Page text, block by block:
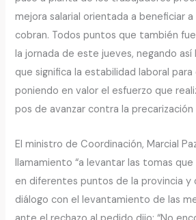
mejora salarial orientada a beneficiar
cobran. Todos puntos que también
la jornada de este jueves, negando así
que significa la estabilidad laboral
poniendo en valor el esfuerzo que
pos de avanzar contra la precarización
El ministro de Coordinación, Marcial
llamamiento “a levantar las tomas
en diferentes puntos de la provincia y
diálogo con el levantamiento de las